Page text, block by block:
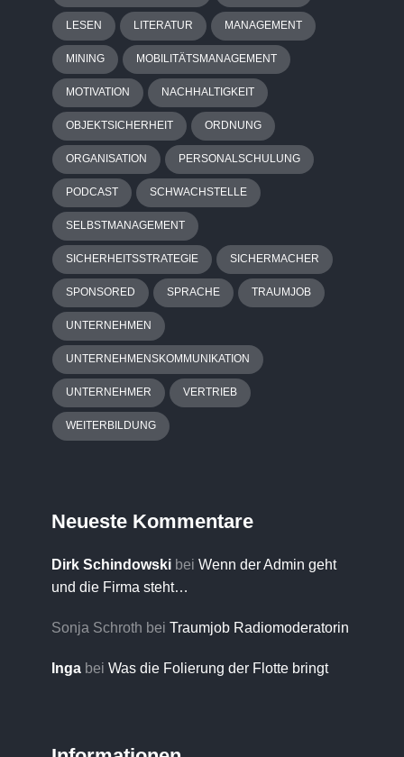
LESEN LITERATUR MANAGEMENT
MINING MOBILITÄTSMANAGEMENT
MOTIVATION NACHHALTIGKEIT
OBJEKTSICHERHEIT ORDNUNG
ORGANISATION PERSONALSCHULUNG
PODCAST SCHWACHSTELLE
SELBSTMANAGEMENT
SICHERHEITSSTRATEGIE SICHERMACHER
SPONSORED SPRACHE TRAUMJOB
UNTERNEHMEN
UNTERNEHMENSKOMMUNIKATION
UNTERNEHMER VERTRIEB
WEITERBILDUNG
Neueste Kommentare
Dirk Schindowski bei Wenn der Admin geht
und die Firma steht…
Sonja Schroth bei Traumjob Radiomoderatorin
Inga bei Was die Folierung der Flotte bringt